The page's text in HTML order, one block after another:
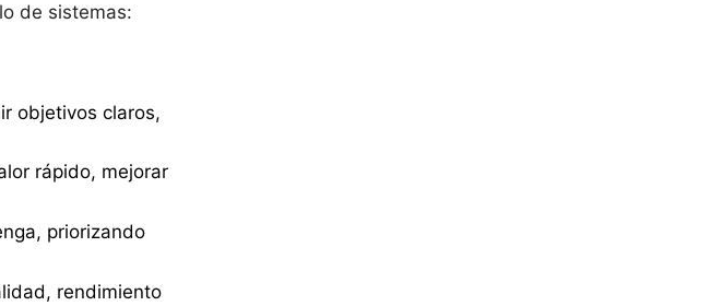
de sistemas:
objetivos claros,
rápido, mejorar
priorizando
rendimiento